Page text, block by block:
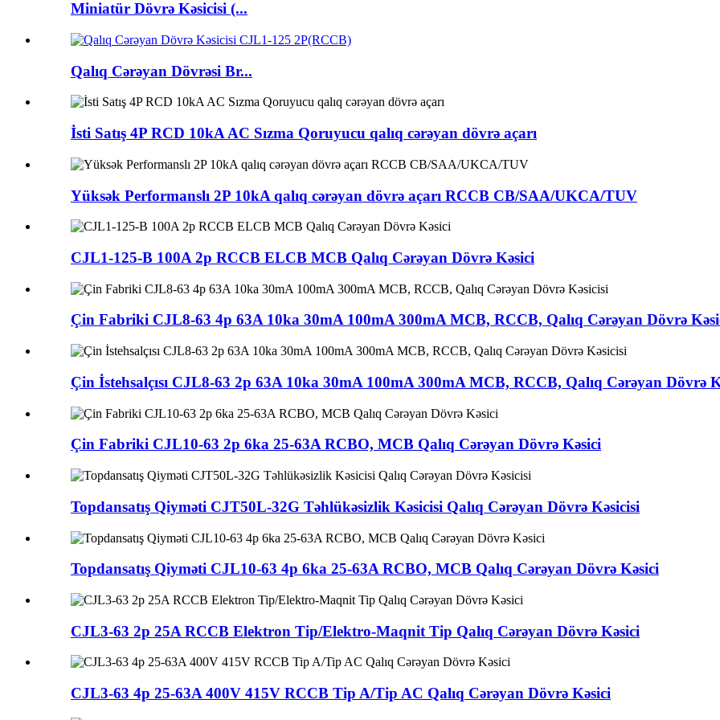
Miniatür Dövrə Kəsicisi (...
Qalıq Cərəyan Dövrəsi Br...
İsti Satış 4P RCD 10kA AC Sızma Qoruyucu qalıq cərəyan dövrə açarı
Yüksək Performanslı 2P 10kA qalıq cərəyan dövrə açarı RCCB CB/SAA/UKCA/TUV
CJL1-125-B 100A 2p RCCB ELCB MCB Qalıq Cərəyan Dövrə Kəsici
Çin Fabriki CJL8-63 4p 63A 10ka 30mA 100mA 300mA MCB, RCCB, Qalıq Cərəyan Dövrə
Çin İstehsalçısı CJL8-63 2p 63A 10ka 30mA 100mA 300mA MCB, RCCB, Qalıq Cərəyan Dövrə
Çin Fabriki CJL10-63 2p 6ka 25-63A RCBO, MCB Qalıq Cərəyan Dövrə Kəsici
Topdansatış Qiyməti CJT50L-32G Təhlükəsizlik Kəsicisi Qalıq Cərəyan Dövrə Kəsicisi
Topdansatış Qiyməti CJL10-63 4p 6ka 25-63A RCBO, MCB Qalıq Cərəyan Dövrə Kəsici
CJL3-63 2p 25A RCCB Elektron Tip/Elektro-Maqnit Tip Qalıq Cərəyan Dövrə Kəsici
CJL3-63 4p 25-63A 400V 415V RCCB Tip A/Tip AC Qalıq Cərəyan Dövrə Kəsici